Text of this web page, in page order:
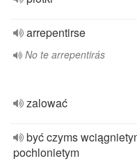
arrepentirse
No te arrepentirás
zalować
być czyms
pochlonietym